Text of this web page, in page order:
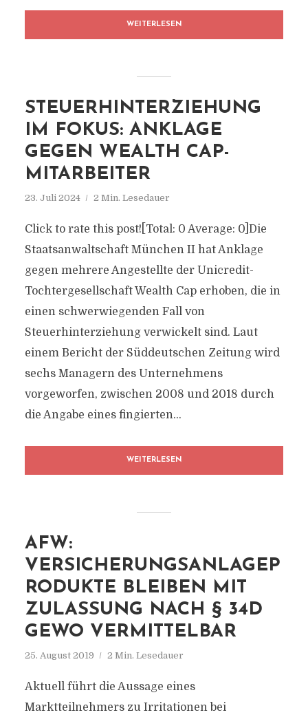
WEITERLESEN
STEUERHINTERZIEHUNG
IM FOKUS: ANKLAGE
GEGEN WEALTH CAP-
MITARBEITER
23. Juli 2024 2 Min. Lesedauer
Click to rate this post![Total: 0 Average: 0]Die
Staatsanwaltschaft München II hat Anklage
gegen mehrere Angestellte der Unicredit-
Tochtergesellschaft Wealth Cap erhoben, die in
einen schwerwiegenden Fall von
Steuerhinterziehung verwickelt sind. Laut
einem Bericht der Süddeutschen Zeitung wird
sechs Managern des Unternehmens
vorgeworfen, zwischen 2008 und 2018 durch
die Angabe eines fingierten...
WEITERLESEN
AFW:
VERSICHERUNGSANLAGEP
RODUKTE BLEIBEN MIT
ZULASSUNG NACH § 34D
GEWO VERMITTELBAR
25. August 2019 2 Min. Lesedauer
Aktuell führt die Aussage eines
Marktteilnehmers zu Irritationen bei